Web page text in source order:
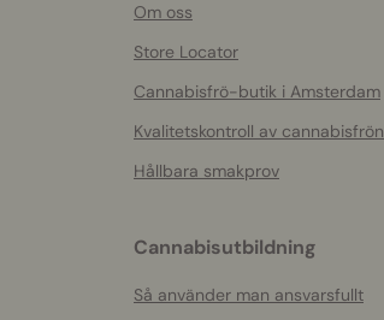
Om oss
Store Locator
Cannabisfrö-butik i Amsterdam
Kvalitetskontroll av cannabisfrön
Hållbara smakprov
Cannabisutbildning
Så använder man ansvarsfullt